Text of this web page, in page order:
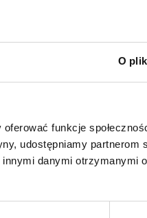
O
funkcje
udostępniamy partnerom
danymi otrzymanymi
przygotowana –
myśli,
i działaj!